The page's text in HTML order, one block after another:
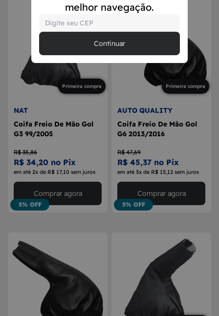
melhor navegação.
Continuar
Primeira compra
NAT
Coifa Freio De Mão Gol
G3 99/2005
R$ 35,86
R$ 34,20 no Pix
em até 2x de R$ 17,10 sem juros
5% OFF
Comprar agora
Primeira compra
AUTO QUALITY
Coifa Freio De Mão Gol
G6 2013/2016
R$ 47,69
R$ 45,37 no Pix
em até 3x de R$ 15,12 sem juros
5% OFF
Comprar agora